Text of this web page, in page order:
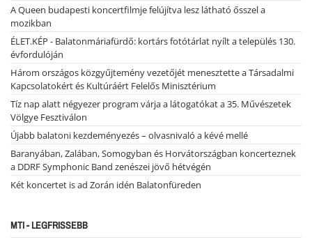
A Queen budapesti koncertfilmje felújítva lesz látható ősszel a
mozikban
ÉLET.KÉP - Balatonmáriafürdő: kortárs fotótárlat nyílt a település 130.
évfordulóján
Három országos közgyűjtemény vezetőjét menesztette a Társadalmi
Kapcsolatokért és Kultúráért Felelős Minisztérium
Tíz nap alatt négyezer program várja a látogatókat a 35. Művészetek
Völgye Fesztiválon
Újabb balatoni kezdeményezés – olvasnivaló a kévé mellé
Baranyában, Zalában, Somogyban és Horvátországban koncerteznek
a DDRF Symphonic Band zenészei jövő hétvégén
Két koncertet is ad Zorán idén Balatonfüreden
MTI - LEGFRISSEBB